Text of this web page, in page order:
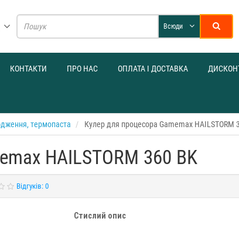
Всюди
КОНТАКТИ ПРО НАС ОПЛАТА І ДОСТАВКА
термопаста Кулер для процесора Gamemax HAILSTORM
HAILSTORM 360 BK
Відгуків: 0
Стислий опис